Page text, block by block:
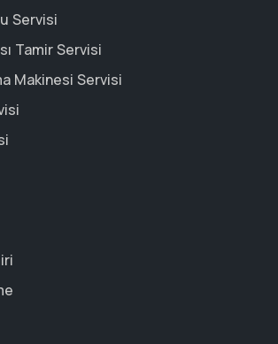
Servisi
Tamir Servisi
Makinesi Servisi